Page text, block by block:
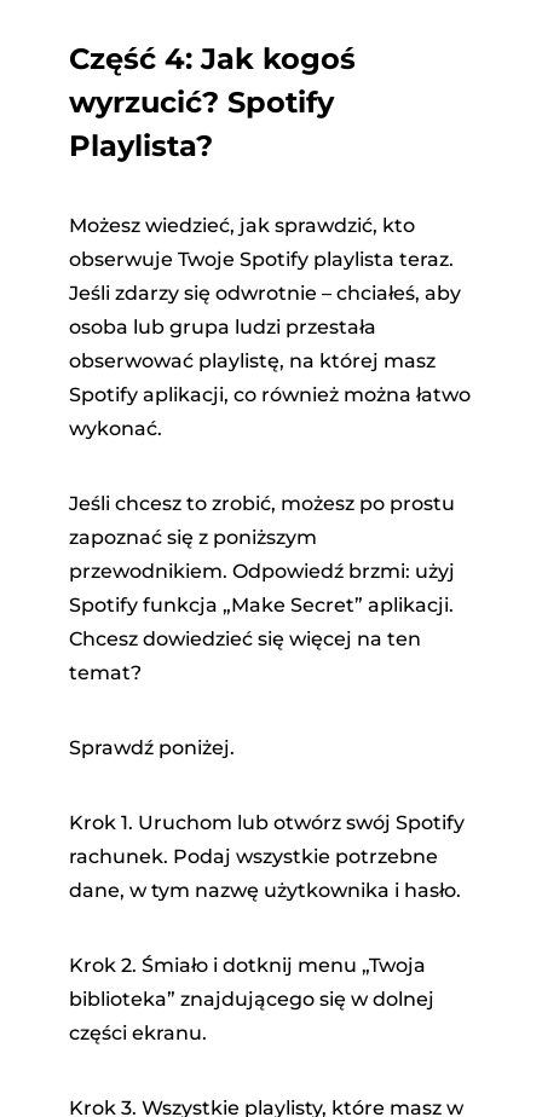
Część 4: Jak kogoś
wyrzucić? Spotify
Playlista?
Możesz wiedzieć, jak sprawdzić, kto
obserwuje Twoje Spotify playlista teraz.
Jeśli zdarzy się odwrotnie – chciałeś, aby
osoba lub grupa ludzi przestała
obserwować playlistę, na której masz
Spotify aplikacji, co również można łatwo
wykonać.
Jeśli chcesz to zrobić, możesz po prostu
zapoznać się z poniższym
przewodnikiem. Odpowiedź brzmi: użyj
Spotify funkcja „Make Secret” aplikacji.
Chcesz dowiedzieć się więcej na ten
temat?
Sprawdź poniżej.
Krok 1. Uruchom lub otwórz swój Spotify
rachunek. Podaj wszystkie potrzebne
dane, w tym nazwę użytkownika i hasło.
Krok 2. Śmiało i dotknij menu „Twoja
biblioteka” znajdującego się w dolnej
części ekranu.
Krok 3. Wszystkie playlisty, które masz w